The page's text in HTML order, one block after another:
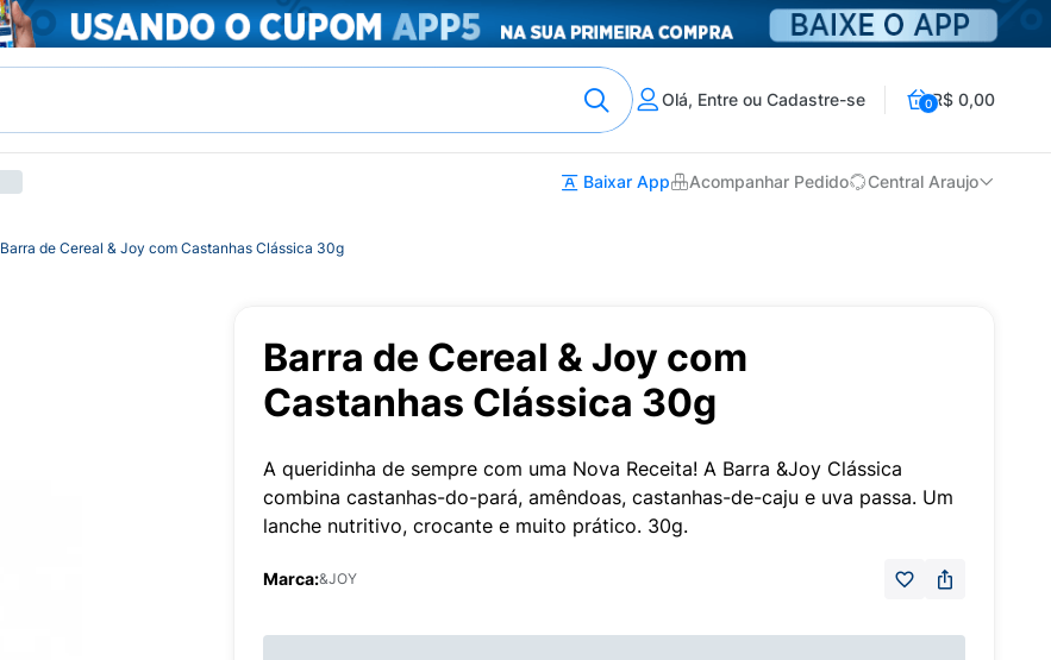
Olá, Entre ou Cadastre-se 0R$ 0,00
Baixar App Acompanhar Pedido Central Araujo
Barra de Cereal & Joy com Castanhas Clássica 30g
Barra de Cereal & Joy com
Castanhas Clássica 30g
A queridinha de sempre com uma Nova Receita! A Barra &Joy Clássica
combina castanhas-do-pará, amêndoas, castanhas-de-caju e uva passa. Um
lanche nutritivo, crocante e muito prático. 30g.
Marca:&JOY